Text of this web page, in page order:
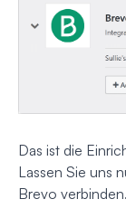
Das ist die
Lassen Sie uns
Brevo verbinden.